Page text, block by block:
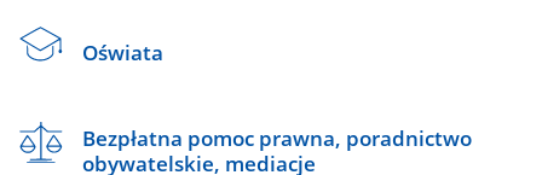
Oświata
Bezpłatna pomoc prawna, poradnictwo
obywatelskie, mediacje